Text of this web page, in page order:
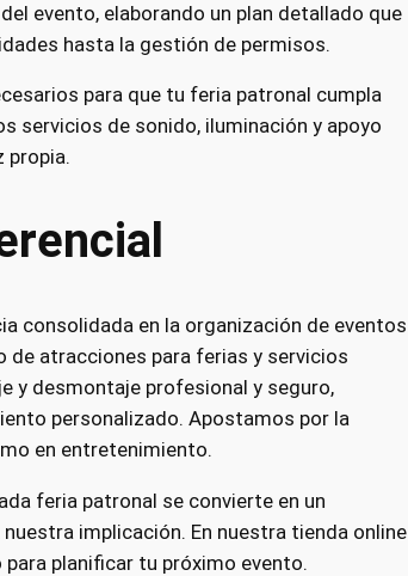
evento, elaborando un plan detallado que
hasta la gestión de permisos.
para que tu feria patronal cumpla
servicios de sonido, iluminación y apoyo
propia.
consolidada en la organización de eventos
de atracciones para ferias y servicios
y desmontaje profesional y seguro,
personalizado. Apostamos por la
en entretenimiento.
feria patronal se convierte en un
implicación. En nuestra tienda online
planificar tu próximo evento.